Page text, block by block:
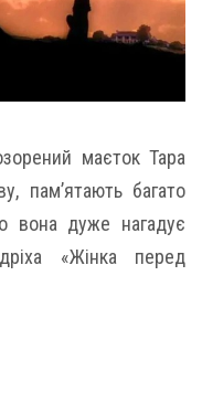
маєток Тара
пам’ятають багато
вона дуже нагадує
«Жінка перед